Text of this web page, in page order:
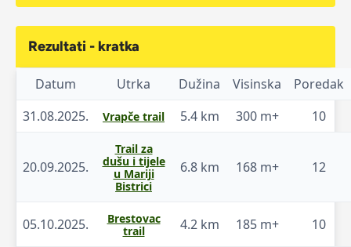
Rezultati - kratka
Datum Utrka Dužina Visinska
Poredak
31.08.2025.
Vrapče trail 5.4 km 300 m+ 10
20.09.2025.
Trail za
dušu i tijele
u Mariji
Bistrici
6.8 km 168 m+ 12
05.10.2025.
Brestovac
trail
4.2 km 185 m+ 10